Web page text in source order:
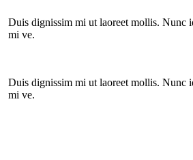
Duis dignissim mi ut laoreet mollis. Nunc
mi ve.
Duis dignissim mi ut laoreet mollis. Nunc
mi ve.